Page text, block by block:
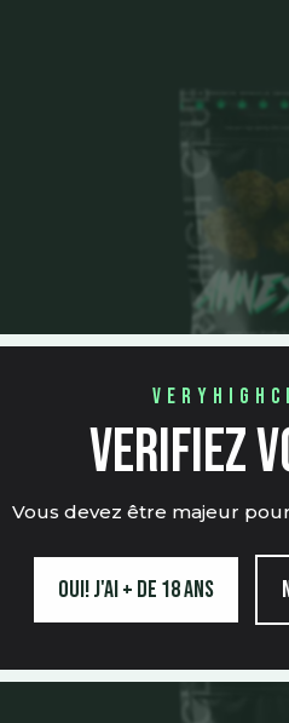
Amnesia Outdoor CBD
Promo !
verifiez
Vous devez être majeur
Oui! j'ai + de 18 ans